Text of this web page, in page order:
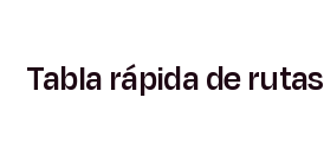
Tabla rápida de rutas